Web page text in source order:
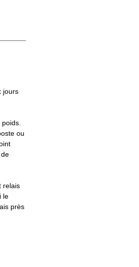
jours
ou
relais
le
près